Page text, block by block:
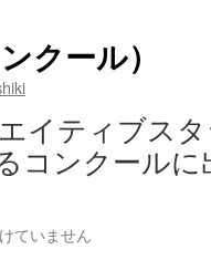
クール）
イティブス
コンクール
ていません